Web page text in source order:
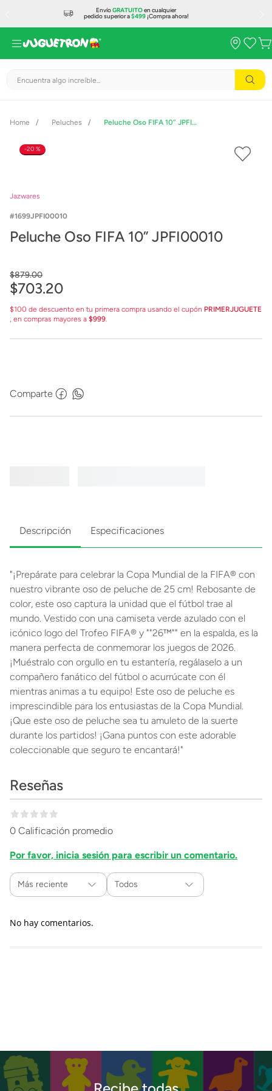
EnvíoGRATUITOen cualquier
pedido superior a$499¡Compra ahora!
Encuentra algo increíble...
Peluches Peluche Oso FIFA 10” JPFI00010
20 %
Jazwares
1699JPFI00010
Peluche Oso FIFA 10” JPFI00010
$879.00
$703.20
$100 de descuento en tu primera compra usando el cupón PRIMERJUGUETE
, en compras mayores a $999.
Comparte
Descripción Especificaciones
"¡Prepárate para celebrar la Copa Mundial de la FIFA® con
nuestro vibrante oso de peluche de 25 cm! Rebosante de
color, este oso captura la unidad que el fútbol trae al
mundo. Vestido con una camiseta verde azulado con el
icónico logo del Trofeo FIFA® y ""26™"" en la espalda, es la
manera perfecta de conmemorar los juegos de 2026.
¡Muéstralo con orgullo en tu estantería, regálaselo a un
compañero fanático del fútbol o acurrúcate con él
mientras animas a tu equipo! Este oso de peluche es
imprescindible para los entusiastas de la Copa Mundial.
¡Que este oso de peluche sea tu amuleto de la suerte
durante los partidos! ¡Gana puntos con este adorable
coleccionable que seguro te encantará!"
Reseñas
0 Calificación promedio
Por favor, inicia sesión para escribir un comentario.
Más reciente Todos
No hay comentarios.